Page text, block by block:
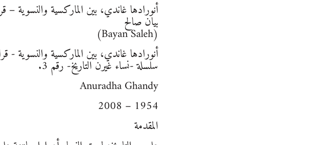
أنورادها غاندي، بين الماركسية والنسوية –
بيان صالح
(Bayan Saleh)
أنورادها غاندي، بين الماركسية والنسوية -
سلسلة -نساء غيرن التاريخ- رقم 3.
Anuradha Ghandy
1954 – 2008
المقدمة